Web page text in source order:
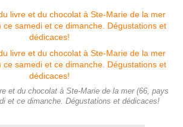
et du chocolat à Ste-Marie de la mer (66, pays
et ce dimanche. Dégustations et dédicaces!